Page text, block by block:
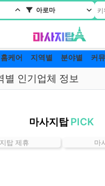
아로마
홈케어 지역별 분야별 커
별 인기업체 정보
마사지탑 PICK
탑 제휴 마